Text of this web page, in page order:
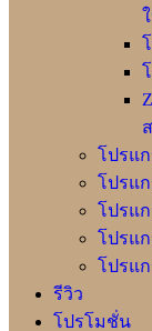
โปรแก
โปรแก
โปรแ
โปรแก
โปรแก
รีวิว
โปรโมชั่น